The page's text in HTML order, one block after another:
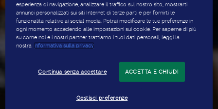
SIGN IN
esperienza di navigazione, analizzare il traffico sul nostro sito, mostrarti
annunci personalizzati sui siti Internet di terze parti e per fornirti le
funzionalità relative ai social media. Potrai modificare le tue preferenze in
ogni momento accedendo alle impostazioni sui cookie. Per saperne di più
su come noi e i nostri partner trattiamo i tuoi dati personali, leggi la
nostra informativa sulla privacy
Continua senza accettare ACCETTA E CHIUDI
Gestisci preferenze